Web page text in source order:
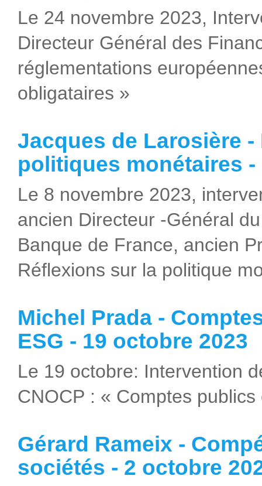
Le 24 novembre 2023,
Directeur Général des
réglementations
obligataires »
Jacques de Larosière
politiques monétaires -
Le 8 novembre 2023,
ancien Directeur -Général
Banque de France, ancien
Réflexions sur la politique
Michel Prada -
ESG - 19 octobre 2023
Le 19 octobre: Intervention
CNOCP : « Comptes
Gérard Rameix -
sociétés - 2 octobre